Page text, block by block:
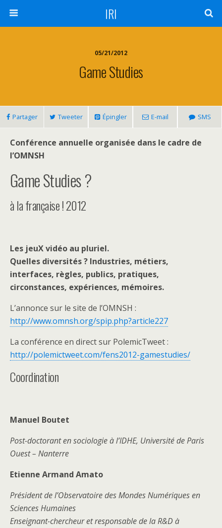
IRI
05/21/2012
Game Studies
Partager Tweeter Épingler E-mail SMS
Conférence annuelle organisée dans le cadre de
l’OMNSH
Game Studies ?
à la française ! 2012
Les jeuX vidéo au pluriel.
Quelles diversités ? Industries, métiers,
interfaces, règles, publics, pratiques,
circonstances, expériences, mémoires.
L’annonce sur le site de l’OMNSH :
http://www.omnsh.org/spip.php?article227
La conférence en direct sur PolemicTweet :
http://polemictweet.com/fens2012-gamestudies/
Coordination
Manuel Boutet
Post-doctorant en sociologie à l’IDHE, Université de Paris
Ouest – Nanterre
Etienne Armand Amato
Président de l’Observatoire des Mondes Numériques en
Sciences Humaines
Enseignant-chercheur et responsable de la R&D à